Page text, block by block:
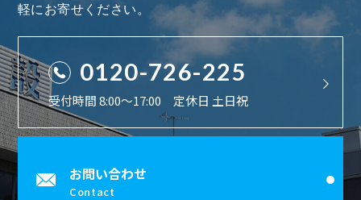
軽にお寄せください。
0120-726-225
受付時間 8:00〜17:00 定休日 土日祝
お問い合わせ
Contact